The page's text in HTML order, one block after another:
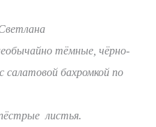
тёмные, чёрно-
бахромкой по
листья.
₽